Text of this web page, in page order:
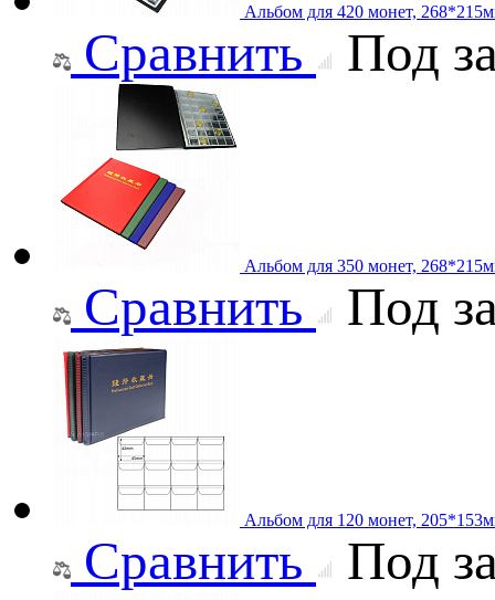
Альбом для 420 монет,
Сравнить Под
Альбом для 350 монет,
Сравнить Под
Альбом для 120 монет,
Сравнить Под